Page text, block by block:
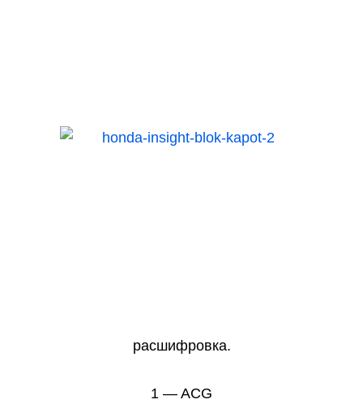
расшифровка.
1 — ACG